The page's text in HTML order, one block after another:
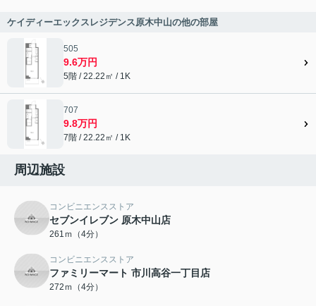
ケイディーエックスレジデンス原木中山の他の部屋
505
9.6万円
5階 / 22.22㎡ / 1K
707
9.8万円
7階 / 22.22㎡ / 1K
周辺施設
コンビニエンスストア
セブンイレブン 原木中山店
261ｍ（4分）
コンビニエンスストア
ファミリーマート 市川高谷一丁目店
272ｍ（4分）